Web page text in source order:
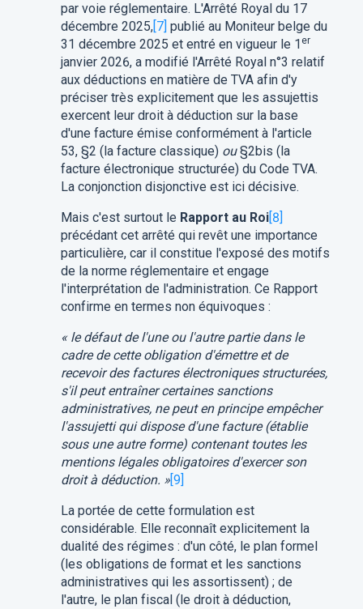
par voie réglementaire. L'Arrêté Royal du 17
décembre 2025,[7] publié au Moniteur belge du
31 décembre 2025 et entré en vigueur le 1 er
janvier 2026, a modifié l'Arrêté Royal n°3 relatif
aux déductions en matière de TVA afin d'y
préciser très explicitement que les assujettis
exercent leur droit à déduction sur la base
d'une facture émise conformément à l'article
53, §2 (la facture classique) ou§2bis (la
facture électronique structurée) du Code TVA.
La conjonction disjonctive est ici décisive.
Mais c'est surtout le Rapport au Roi[8]
précédant cet arrêté qui revêt une importance
particulière, car il constitue l'exposé des motifs
de la norme réglementaire et engage
l'interprétation de l'administration. Ce Rapport
confirme en termes non équivoques :
« le défaut de l'une ou l'autre partie dans le
cadre de cette obligation d'émettre et de
recevoir des factures électroniques structurées,
s'il peut entraîner certaines sanctions
administratives, ne peut en principe empêcher
l'assujetti qui dispose d'une facture (établie
sous une autre forme) contenant toutes les
mentions légales obligatoires d'exercer son
droit à déduction. »[9]
La portée de cette formulation est
considérable. Elle reconnaît explicitement la
dualité des régimes : d'un côté, le plan formel
(les obligations de format et les sanctions
administratives qui les assortissent) ; de
l'autre, le plan fiscal (le droit à déduction,